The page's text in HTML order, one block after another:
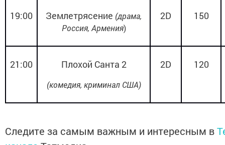
19:00 Землетрясение (драма,
Россия, Армения)
2D 150
21:00 Плохой Санта 2
(комедия, криминал США)
2D 120
Следите за самым важным и интересным в